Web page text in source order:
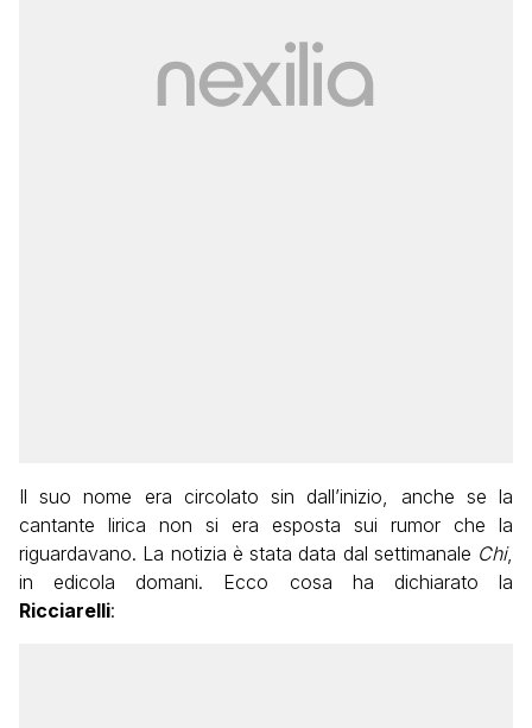
Il suo nome era circolato sin dall’inizio, anche se la
cantante lirica non si era esposta sui rumor che la
riguardavano. La notizia è stata data dal settimanale Chi,
in edicola domani. Ecco cosa ha dichiarato la
Ricciarelli: